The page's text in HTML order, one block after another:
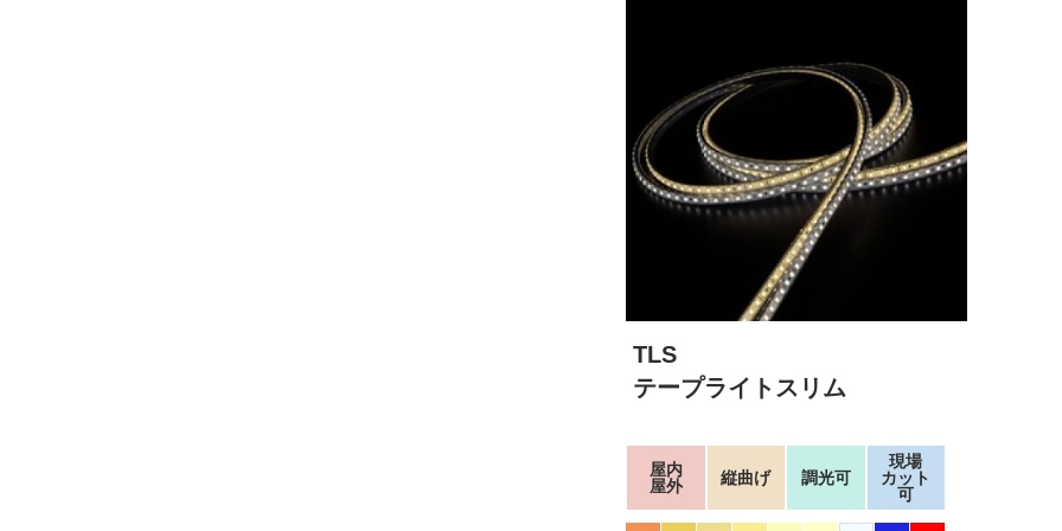
TLS
テープライトスリム
屋内
屋外
縦曲げ 調光可
現場
カット
可